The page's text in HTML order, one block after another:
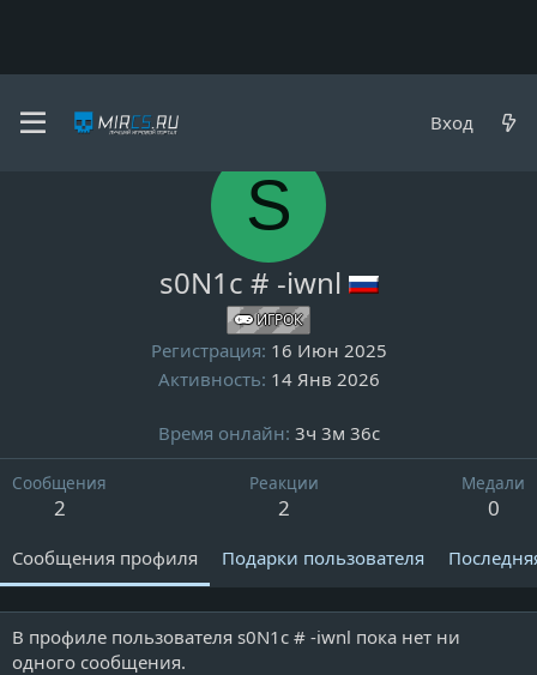
Вход
Пользователи
S
s0N1c # -iwnl
ИГРОК
Регистрация 16 Июн 2025
Активность 14 Янв 2026
Время онлайн 3ч 3м 36с
Сообщения
2
Реакции
2
Медали
0
Сообщения профиля Подарки пользователя
В профиле пользователя s0N1c # -iwnl пока нет ни
одного сообщения.